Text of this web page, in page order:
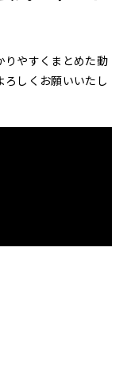
りやすくまとめた動
しくお願いいたし